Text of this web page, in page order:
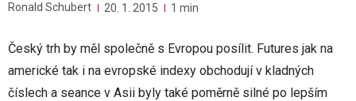
Ronald Schubert 20. 1. 2015 1 min
Český trh by měl společně s Evropou posílit. Futures jak na
americké tak i na evropské indexy obchodují v kladných
číslech a seance v Asii byly také poměrně silné po lepším